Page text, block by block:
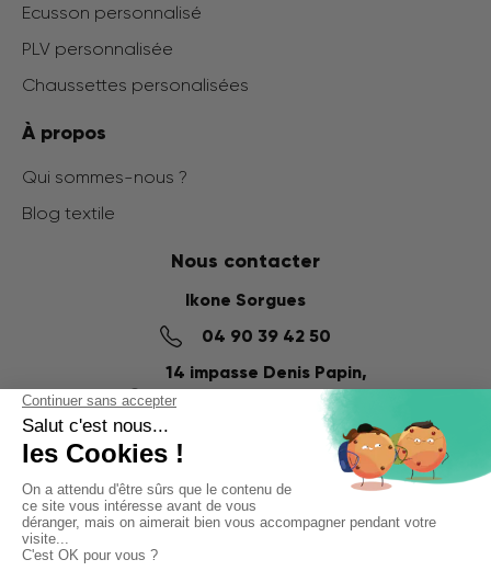
Ecusson personnalisé
PLV personnalisée
Chaussettes personalisées
À propos
Qui sommes-nous ?
Blog textile
Nous contacter
Ikone Sorgues
04 90 39 42 50
14 impasse Denis Papin,
ZI du Fournalet
84700 SORGUES
03 56 57 57 60
58 Rue de la Commanderie,